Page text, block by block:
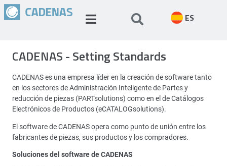
ES
CADENAS - Setting Standards
CADENAS es una empresa líder en la creación de software tanto
en los sectores de Administración Inteligente de Partes y
reducción de piezas (PARTsolutions) como en el de Catálogos
Electrónicos de Productos (eCATALOGsolutions).
El software de CADENAS opera como punto de unión entre los
fabricantes de piezas, sus productos y los compradores.
Soluciones del software de CADENAS